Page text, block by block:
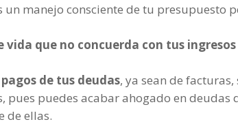
manejo consciente de tu presupuesto
vida que no concuerda con tus
de tus deudas, ya sean de
pues puedes acabar ahogado en deudas
de ellas.